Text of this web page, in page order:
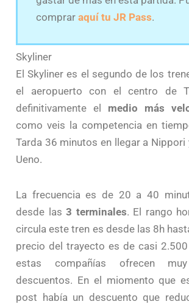
comprar aquí tu JR Pass.
Skyliner
El Skyliner es el segundo de los
el aeropuerto con el centro de
definitivamente el medio más
como veis la competencia en
Tarda 36 minutos en llegar a
Ueno.
La frecuencia es de 20 a 40
desde las3 terminales. El rango
circula este tren es desde las 8h
precio del trayecto es de casi 2.500
estas compañías ofrecen
descuentos. En el miomento que
post había un descuento que